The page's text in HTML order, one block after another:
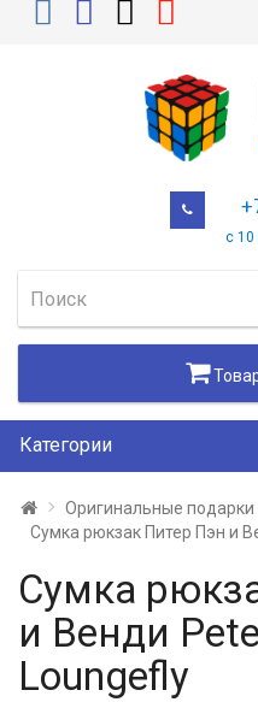
с
Категории
Оригинальные подарки
Сумка рюкзак Питер Пэн и
Сумка
и Венди
Loungefly